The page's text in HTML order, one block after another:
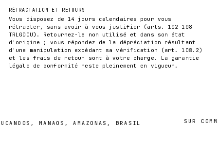
RÉTRACTATION ET RETOURS
Vous disposez de 14 jours calendaires pour vous
rétracter, sans avoir à vous justifier (arts. 102-108
TRLGDCU). Retournez-le non utilisé et dans son état
d'origine ; vous répondez de la dépréciation résultant
d'une manipulation excédant sa vérification (art. 108.2)
et les frais de retour sont à votre charge. La garantie
légale de conformité reste pleinement en vigueur.
MANAOS, AMAZONAS, BRASIL SUR